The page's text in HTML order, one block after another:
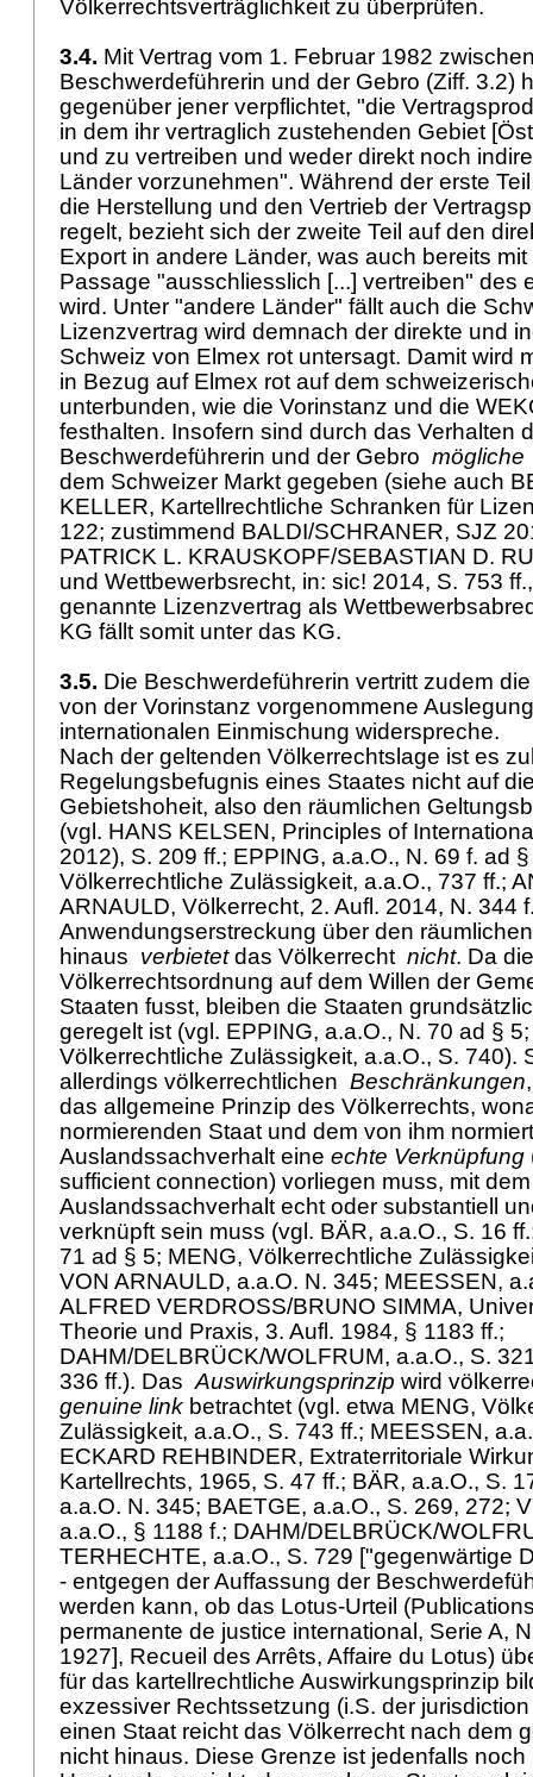
Völkerrechtsverträglichkeit zu überprüfen.
3.4. Mit Vertrag vom 1. Februar 1982
Beschwerdeführerin und der Gebro (Ziff. 3.2)
gegenüber jener verpflichtet, "die
in dem ihr vertraglich zustehenden Gebiet
und zu vertreiben und weder direkt noch
Länder vorzunehmen". Während der erste
die Herstellung und den Vertrieb der
regelt, bezieht sich der zweite Teil auf den
Export in andere Länder, was auch bereits
Passage "ausschliesslich [...] vertreiben" des
wird. Unter "andere Länder" fällt auch die
Lizenzvertrag wird demnach der direkte und
Schweiz von Elmex rot untersagt. Damit wird
in Bezug auf Elmex rot auf dem
unterbunden, wie die Vorinstanz und die
festhalten. Insofern sind durch das Verhalten
Beschwerdeführerin und der Gebro mögliche
dem Schweizer Markt gegeben (siehe auch
KELLER, Kartellrechtliche Schranken für
122; zustimmend BALDI/SCHRANER, SJZ
PATRICK L. KRAUSKOPF/SEBASTIAN D.
und Wettbewerbsrecht, in: sic! 2014, S. 753
genannte Lizenzvertrag als
KG fällt somit unter das KG.
3.5. Die Beschwerdeführerin vertritt zudem
von der Vorinstanz vorgenommene
internationalen Einmischung widerspreche.
Nach der geltenden Völkerrechtslage ist es
Regelungsbefugnis eines Staates nicht auf
Gebietshoheit, also den räumlichen
(vgl. HANS KELSEN, Principles of
2012), S. 209 ff.; EPPING, a.a.O., N. 69 f. ad
Völkerrechtliche Zulässigkeit, a.a.O., 737 ff.;
ARNAULD, Völkerrecht, 2. Aufl. 2014, N. 344
Anwendungserstreckung über den
hinaus verbietetdas Völkerrecht nicht. Da die
Völkerrechtsordnung auf dem Willen der
Staaten fusst, bleiben die Staaten
geregelt ist (vgl. EPPING, a.a.O., N. 70 ad §
Völkerrechtliche Zulässigkeit, a.a.O., S. 740).
allerdings völkerrechtlichen Beschränkungen
das allgemeine Prinzip des Völkerrechts,
normierenden Staat und dem von ihm
Auslandssachverhalt eine echte Verknüpfung
sufficient connection) vorliegen muss, mit
Auslandssachverhalt echt oder substantiell
verknüpft sein muss (vgl. BÄR, a.a.O., S. 16
71 ad § 5; MENG, Völkerrechtliche
VON ARNAULD, a.a.O. N. 345; MEESSEN,
ALFRED VERDROSS/BRUNO SIMMA,
Theorie und Praxis, 3. Aufl. 1984, § 1183 ff.;
DAHM/DELBRÜCK/WOLFRUM, a.a.O., S.
336 ff.). Das Auswirkungsprinzip wird
genuine link betrachtet (vgl. etwa MENG,
Zulässigkeit, a.a.O., S. 743 ff.; MEESSEN,
ECKARD REHBINDER, Extraterritoriale
Kartellrechts, 1965, S. 47 ff.; BÄR, a.a.O., S.
a.a.O. N. 345; BAETGE, a.a.O., S. 269, 272;
a.a.O., § 1188 f.; DAHM/DELBRÜCK/
TERHECHTE, a.a.O., S. 729 ["gegenwärtige
- entgegen der Auffassung der
werden kann, ob das Lotus-Urteil
permanente de justice international, Serie A,
1927], Recueil des Arrêts, Affaire du Lotus)
für das kartellrechtliche Auswirkungsprinzip
exzessiver Rechtssetzung (i.S. der
einen Staat reicht das Völkerrecht nach dem
nicht hinaus. Diese Grenze ist jedenfalls